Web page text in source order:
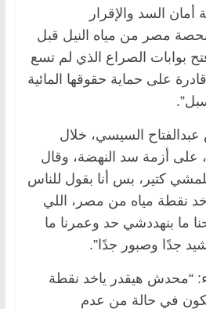
السد والإقرار
وبحصة مصر من مياه النيل قبل
بوابات الصراع الذي لم تسع
على حماية حقوقها المائية
السيسي، خلال
على أزمة سد النهضة، وقال
كتير، بس أنا بقول للناس
نقطة مياه من مصر، اللي
ما بنهددشي حد وعمرنا ما
جدًا وصبور جدًا”.
“محدش هيقدر ياخد نقطة
في حالة من عدم